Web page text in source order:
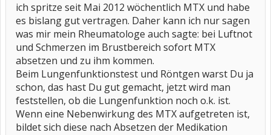
ich spritze seit Mai 2012 wöchentlich MTX und habe
es bislang gut vertragen. Daher kann ich nur sagen
was mir mein Rheumatologe auch sagte: bei Luftnot
und Schmerzen im Brustbereich sofort MTX
absetzen und zu ihm kommen.
Beim Lungenfunktionstest und Röntgen warst Du ja
schon, das hast Du gut gemacht, jetzt wird man
feststellen, ob die Lungenfunktion noch o.k. ist.
Wenn eine Nebenwirkung des MTX aufgetreten ist,
bildet sich diese nach Absetzen der Medikation